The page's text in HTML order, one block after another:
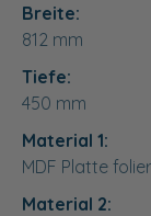
Breite:
812 mm
Tiefe:
450 mm
Material 1:
MDF Platte
Material 2: